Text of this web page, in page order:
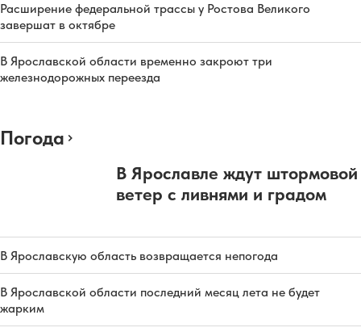
Расширение федеральной трассы у Ростова Великого
завершат в октябре
В Ярославской области временно закроют три
железнодорожных переезда
Погода
В Ярославле ждут штормовой
ветер с ливнями и градом
В Ярославскую область возвращается непогода
В Ярославской области последний месяц лета не будет
жарким